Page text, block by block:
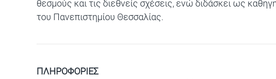
θεσμούς και τις διεθνείς σχέσεις, ενώ διδάσκει ως
του Πανεπιστημίου Θεσσαλίας.
ΠΛΗΡΟΦΟΡΙΕΣ